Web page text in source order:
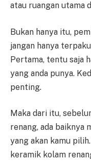
atau ruangan utama
Bukan hanya itu,
jangan hanya
Pertama, tentu saja
yang anda punya.
penting.
Maka dari itu,
renang, ada baiknya
yang akan kamu
keramik kolam